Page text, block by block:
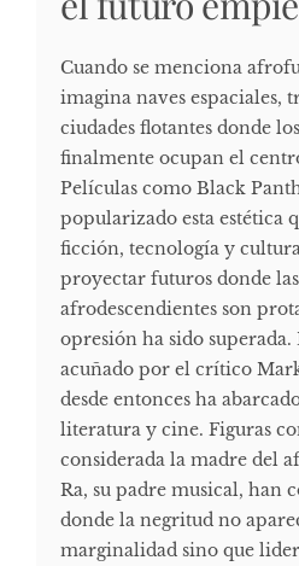
Cuando se menciona
imagina naves espaciales,
ciudades flotantes donde
finalmente ocupan el
Películas como Black
popularizado esta estética
ficción, tecnología y
proyectar futuros donde
afrodescendientes son
opresión ha sido
acuñado por el crítico
desde entonces ha
literatura y cine. Figuras
considerada la madre del
Ra, su padre musical, han
donde la negritud no
marginalidad sino que